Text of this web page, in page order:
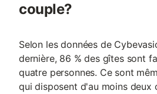
couple?
Selon les données de
dernière, 86 % des gîtes sont
quatre personnes. Ce sont
qui disposent d'au moins deux